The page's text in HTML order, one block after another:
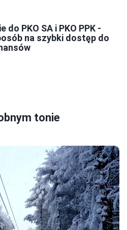
do PKO SA i PKO PPK -
na szybki dostęp do
tonie